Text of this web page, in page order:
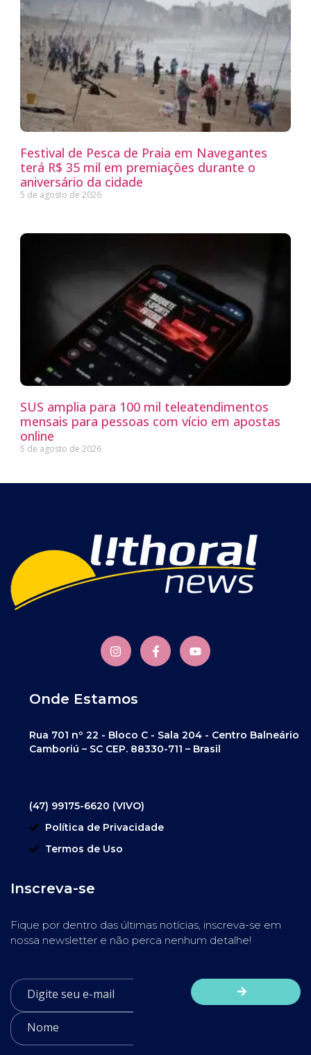
Festival de Pesca de Praia em Navegantes
terá R$ 35 mil em premiações durante o
aniversário da cidade
5 de agosto de 2026
SUS amplia para 100 mil teleatendimentos
mensais para pessoas com vício em apostas
online
5 de agosto de 2026
Onde Estamos
Rua 701 nº 22 - Bloco C - Sala 204 - Centro Balneário
Camboriú – SC CEP. 88330-711 – Brasil
(47) 99175-6620 (VIVO)
Política de Privacidade
Termos de Uso
Inscreva-se
Fique por dentro das últimas notícias, inscreva-se em
nossa newsletter e não perca nenhum detalhe!